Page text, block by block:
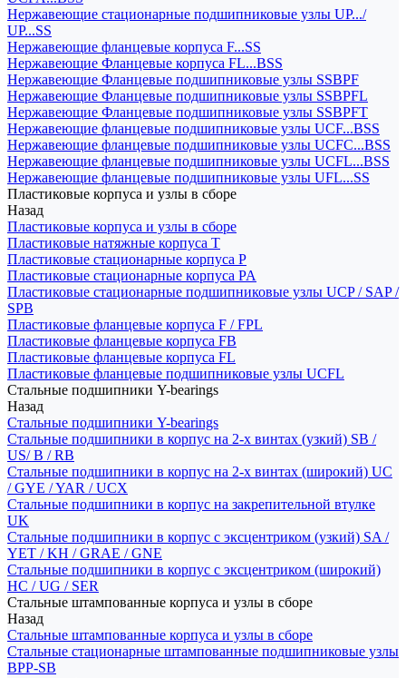
Нержавеющие стационарные подшипниковые узлы UP.../
UP...SS
Нержавеющие фланцевые корпуса F...SS
Нержавеющие Фланцевые корпуса FL...BSS
Нержавеющие Фланцевые подшипниковые узлы SSBPF
Нержавеющие Фланцевые подшипниковые узлы SSBPFL
Нержавеющие Фланцевые подшипниковые узлы SSBPFT
Нержавеющие фланцевые подшипниковые узлы UCF...BSS
Нержавеющие фланцевые подшипниковые узлы UCFC...BSS
Нержавеющие фланцевые подшипниковые узлы UCFL...BSS
Нержавеющие фланцевые подшипниковые узлы UFL...SS
Пластиковые корпуса и узлы в сборе
Назад
Пластиковые корпуса и узлы в сборе
Пластиковые натяжные корпуса T
Пластиковые стационарные корпуса P
Пластиковые стационарные корпуса PA
Пластиковые стационарные подшипниковые узлы UCP / SAP /
SPB
Пластиковые фланцевые корпуса F / FPL
Пластиковые фланцевые корпуса FB
Пластиковые фланцевые корпуса FL
Пластиковые фланцевые подшипниковые узлы UCFL
Стальные подшипники Y-bearings
Назад
Стальные подшипники Y-bearings
Стальные подшипники в корпус на 2-х винтах (узкий) SB /
US/ B / RB
Стальные подшипники в корпус на 2-х винтах (широкий) UC
/ GYE / YAR / UCX
Стальные подшипники в корпус на закрепительной втулке
UK
Стальные подшипники в корпус с эксцентриком (узкий) SA /
YET / KH / GRAE / GNE
Стальные подшипники в корпус с эксцентриком (широкий)
HC / UG / SER
Стальные штампованные корпуса и узлы в сборе
Назад
Стальные штампованные корпуса и узлы в сборе
Стальные стационарные штампованные подшипниковые узлы
BPP-SB